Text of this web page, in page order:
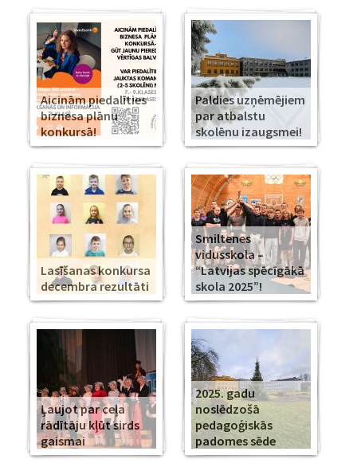
Aicinām piedalīties
biznesa plānu
konkursā!
Paldies uzņēmējiem
par atbalstu
skolēnu izaugsmei!
Lasīšanas konkursa
decembra rezultāti
Smiltenes
vidusskola –
“Latvijas spēcīgākā
skola 2025”!
Ļaujot par ceļa
rādītāju kļūt sirds
gaismai
2025. gadu
noslēdzošā
pedagoģiskās
padomes sēde